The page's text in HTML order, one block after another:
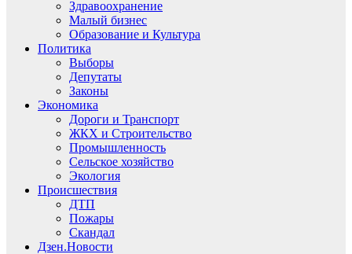
Здравоохранение
Малый бизнес
Образование и Культура
Политика
Выборы
Депутаты
Законы
Экономика
Дороги и Транспорт
ЖКХ и Строительство
Промышленность
Сельское хозяйство
Экология
Происшествия
ДТП
Пожары
Скандал
Дзен.Новости